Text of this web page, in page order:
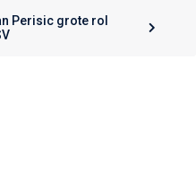
Perisic grote rol